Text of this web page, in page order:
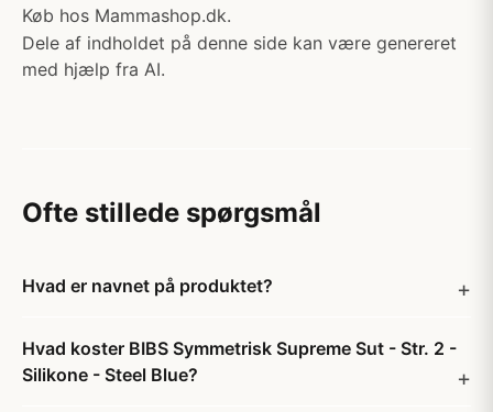
Køb hos Mammashop.dk.
Dele af indholdet på denne side kan være genereret
med hjælp fra AI.
Ofte stillede spørgsmål
Hvad er navnet på produktet?
Hvad koster BIBS Symmetrisk Supreme Sut - Str. 2 -
Silikone - Steel Blue?